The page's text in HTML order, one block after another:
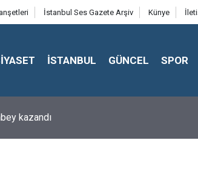
İstanbul Ses Gazete Arşiv Künye
İSTANBUL GÜNCEL SPOR
kazandı